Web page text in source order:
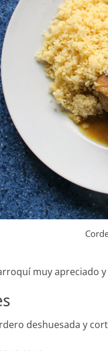
muy apreciado
deshuesada y